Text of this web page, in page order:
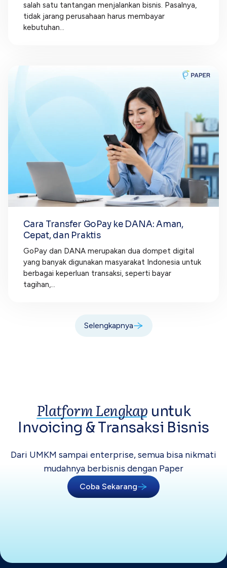
salah satu tantangan menjalankan bisnis. Pasalnya,
tidak jarang perusahaan harus membayar
kebutuhan...
Cara Transfer GoPay ke DANA: Aman,
Cepat, dan Praktis
GoPay dan DANA merupakan dua dompet digital
yang banyak digunakan masyarakat Indonesia untuk
berbagai keperluan transaksi, seperti bayar
tagihan,...
Selengkapnya
Platform Lengkap untuk
Invoicing &Transaksi Bisnis
Dari UMKM sampai enterprise, semua bisa nikmati
mudahnya berbisnis dengan Paper
Coba Sekarang